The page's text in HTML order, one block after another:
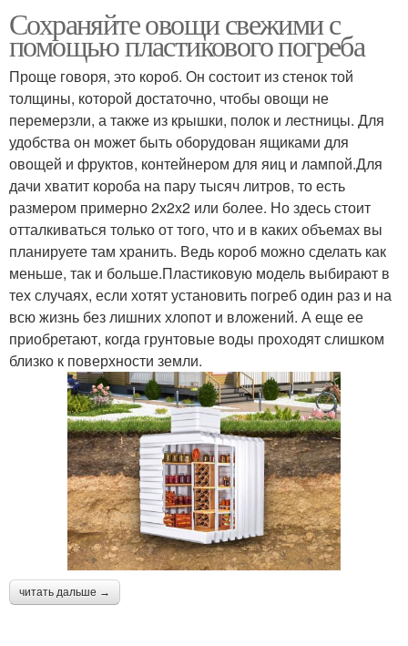
Сохраняйте овощи свежими с
помощью пластикового погреба
Проще говоря, это короб. Он состоит из стенок той
толщины, которой достаточно, чтобы овощи не
перемерзли, а также из крышки, полок и лестницы. Для
удобства он может быть оборудован ящиками для
овощей и фруктов, контейнером для яиц и лампой.Для
дачи хватит короба на пару тысяч литров, то есть
размером примерно 2х2х2 или более. Но здесь стоит
отталкиваться только от того, что и в каких объемах вы
планируете там хранить. Ведь короб можно сделать как
меньше, так и больше.Пластиковую модель выбирают в
тех случаях, если хотят установить погреб один раз и на
всю жизнь без лишних хлопот и вложений. А еще ее
приобретают, когда грунтовые воды проходят слишком
близко к поверхности земли.
читать дальше →